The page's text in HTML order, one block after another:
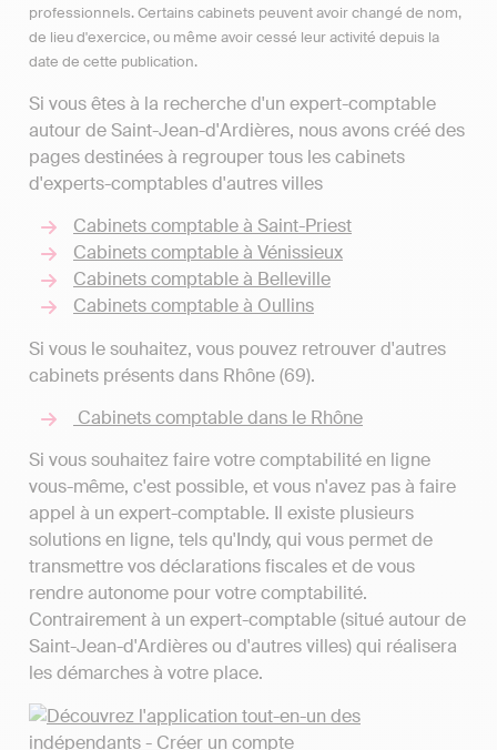
professionnels. Certains cabinets peuvent avoir changé de nom,
de lieu d'exercice, ou même avoir cessé leur activité depuis la
date de cette publication.
Si vous êtes à la recherche d'un expert-comptable
autour de Saint-Jean-d'Ardières, nous avons créé des
pages destinées à regrouper tous les cabinets
d'experts-comptables d'autres villes
Cabinets comptable à Saint-Priest
Cabinets comptable à Vénissieux
Cabinets comptable à Belleville
Cabinets comptable à Oullins
Si vous le souhaitez, vous pouvez retrouver d'autres
cabinets présents dans Rhône (69).
Cabinets comptable dans le Rhône
Si vous souhaitez faire votre comptabilité en ligne
vous-même, c'est possible, et vous n'avez pas à faire
appel à un expert-comptable. Il existe plusieurs
solutions en ligne, tels qu'Indy, qui vous permet de
transmettre vos déclarations fiscales et de vous
rendre autonome pour votre comptabilité.
Contrairement à un expert-comptable (situé autour de
Saint-Jean-d'Ardières ou d'autres villes) qui réalisera
les démarches à votre place.